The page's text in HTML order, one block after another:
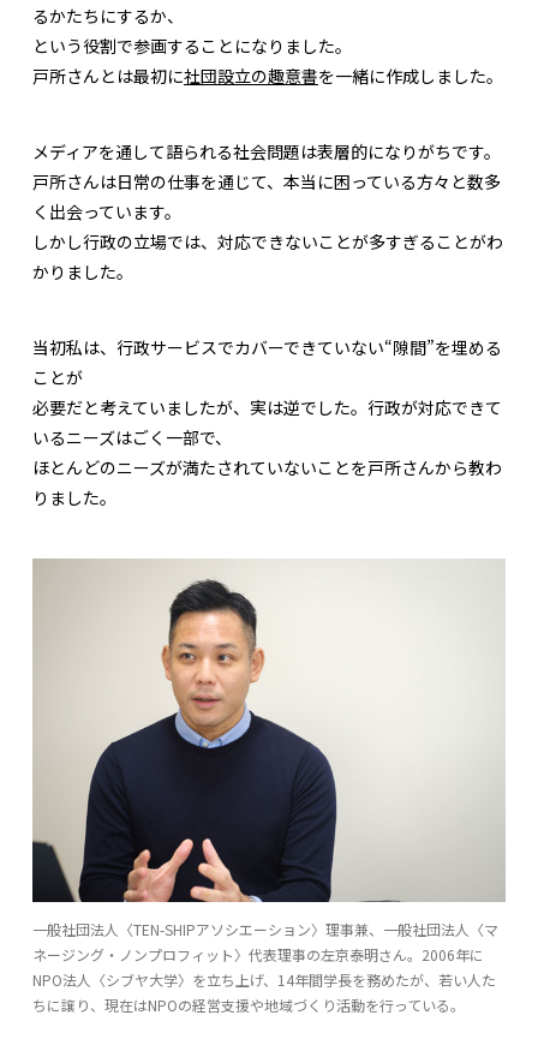
るかたちにするか、
という役割で参画することになりました。
戸所さんとは最初に社団設立の趣意書を一緒に作成しました。
メディアを通して語られる社会問題は表層的になりがちです。
戸所さんは日常の仕事を通じて、本当に困っている方々と数多
く出会っています。
しかし行政の立場では、対応できないことが多すぎることがわ
かりました。
当初私は、行政サービスでカバーできていない“隙間”を埋める
ことが
必要だと考えていましたが、実は逆でした。行政が対応できて
いるニーズはごく一部で、
ほとんどのニーズが満たされていないことを戸所さんから教わ
りました。
一般社団法人〈TEN-SHIPアソシエーション〉理事兼、一般社団法人〈マ
ネージング・ノンプロフィット〉代表理事の左京泰明さん。2006年に
NPO法人〈シブヤ大学〉を立ち上げ、14年間学長を務めたが、若い人た
ちに譲り、現在はNPOの経営支援や地域づくり活動を行っている。